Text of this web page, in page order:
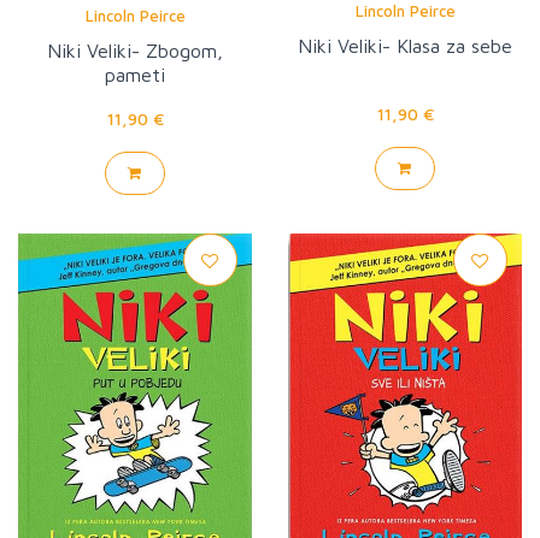
Lincoln Peirce
Niki Veliki- Zbogom,
pameti
11,90 €
Lincoln Peirce
Niki Veliki- Klasa za sebe
11,90 €